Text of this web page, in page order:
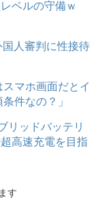
ベルの守備ｗ
人審判に性接待
マホ画面だとイ
件なの？」
リッドバッテリ
高速充電を目指
す